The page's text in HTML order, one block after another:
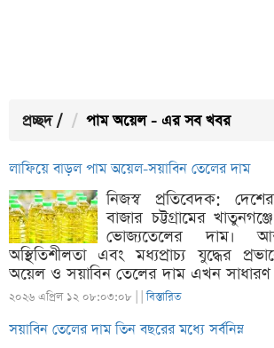
প্রচ্ছদ / পাম অয়েল - এর সব খবর
লাফিয়ে বাড়ল পাম অয়েল-সয়াবিন তেলের দাম
নিজস্ব প্রতিবেদক:
বাজার চট্টগ্রামের
ভোজ্যতেলের দাম।
অস্থিতিশীলতা এবং মধ্যপ্রাচ্য যুদ্ধের
অয়েল ও সয়াবিন তেলের দাম এখন
২০২৬ এপ্রিল ১২ ০৮:০৩:০৮ | |বিস্তারিত
সয়াবিন তেলের দাম তিন বছরের মধ্যে সর্বনিম্ন